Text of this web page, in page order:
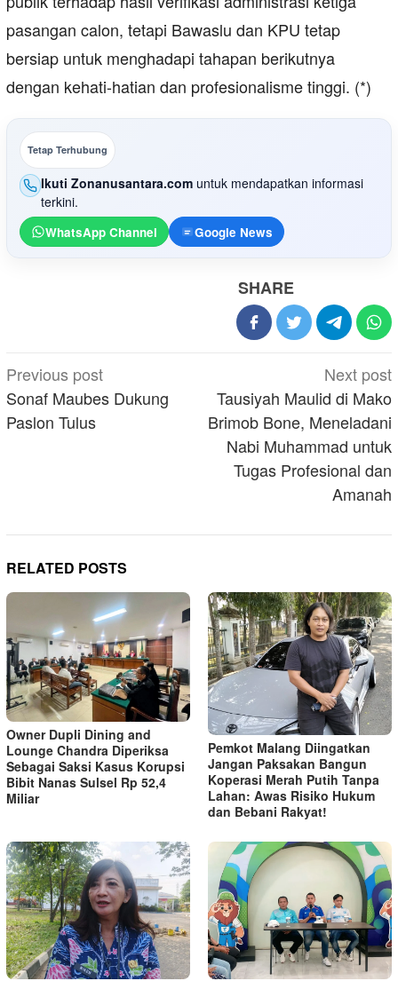
pasangan calon, tetapi Bawaslu dan KPU tetap
bersiap untuk menghadapi tahapan berikutnya
dengan kehati-hatian dan profesionalisme tinggi. (*)
Tetap Terhubung
Ikuti Zonanusantara.com untuk mendapatkan informasi
terkini.
WhatsApp Channel Google News
SHARE
Post
navigation
Previous post
Sonaf Maubes Dukung
Paslon Tulus
Next post
Tausiyah Maulid di Mako
Brimob Bone, Meneladani
Nabi Muhammad untuk
Tugas Profesional dan
Amanah
RELATED POSTS
Owner Dupli Dining and
Lounge Chandra Diperiksa
Sebagai Saksi Kasus Korupsi
Bibit Nanas Sulsel Rp 52,4
Miliar
Pemkot Malang Diingatkan
Jangan Paksakan Bangun
Koperasi Merah Putih Tanpa
Lahan: Awas Risiko Hukum
dan Bebani Rakyat!